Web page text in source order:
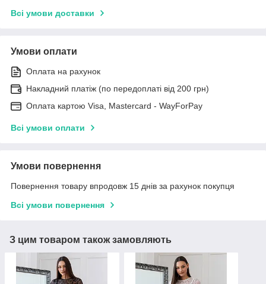
Всі умови доставки
Умови оплати
Оплата на рахунок
Накладний платіж (по передоплаті від 200 грн)
Оплата картою Visa, Mastercard - WayForPay
Всі умови оплати
Умови повернення
Повернення товару впродовж 15 днів за рахунок покупця
Всі умови повернення
З цим товаром також замовляють